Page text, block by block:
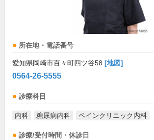
所在地・電話番号
愛知県岡崎市百々町四ツ谷58 [地図]
0564-26-5555
診療科目
内科 糖尿病内科 ペインクリニック内科
診療/受付時間・休診日